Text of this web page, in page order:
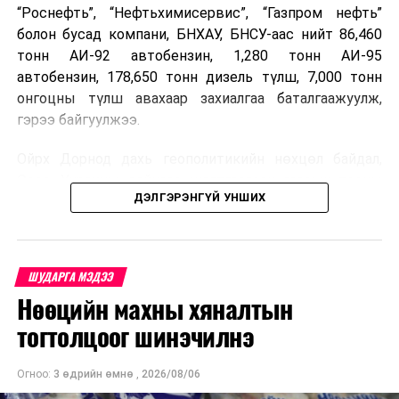
“Роснефть”, “Нефтьхимисервис”, “Газпром нефть”
болон бусад компани, БНХАУ, БНСУ-аас нийт 86,460
тонн АИ-92 автобензин, 1,280 тонн АИ-95
автобензин, 178,650 тонн дизель түлш, 7,000 тонн
онгоцны түлш авахаар захиалгаа баталгаажуулж,
гэрээ байгуулжээ.
Орос, Украины дайнаас шалтгаалсан газрын тосны
үнийн өсөлт дэлхийн зах зээлд буураагүй байна.
дахин өсөж, ОХУ болон бусад эх үүсвэрээс худалдан
авах шатахууны үнэ 1,200-2,000 ам.долларт хүрчээ.
Иймд дотоодын зах зээл дэх үнийн өсөлтийг
сааруулахын тулд гаалийн болон онцгой албан
татварыг тэглэх шаардлага үүссэнийг салбарын сайд
танилцуулсан байна.
ДЭЛГЭРЭНГҮЙ УНШИХ
ШУДАРГА МЭДЭЭ
Нөөцийн махны хяналтын
тогтолцоог шинэчилнэ
Огноо: 3 өдрийн өмнө , 2026/08/06